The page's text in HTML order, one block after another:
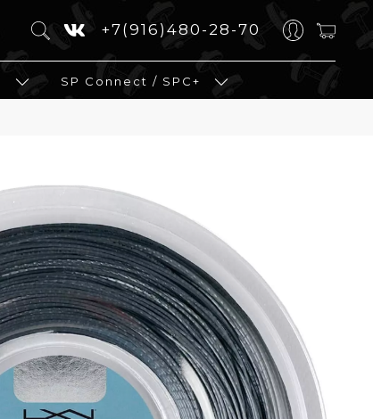
+7(916)480-28-70
SP Connect / SPC+